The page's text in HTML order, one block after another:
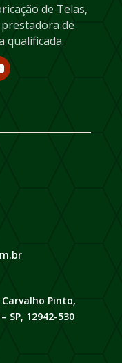
de Telas,
de
qualificada.
Pinto,
SP, 12942-530